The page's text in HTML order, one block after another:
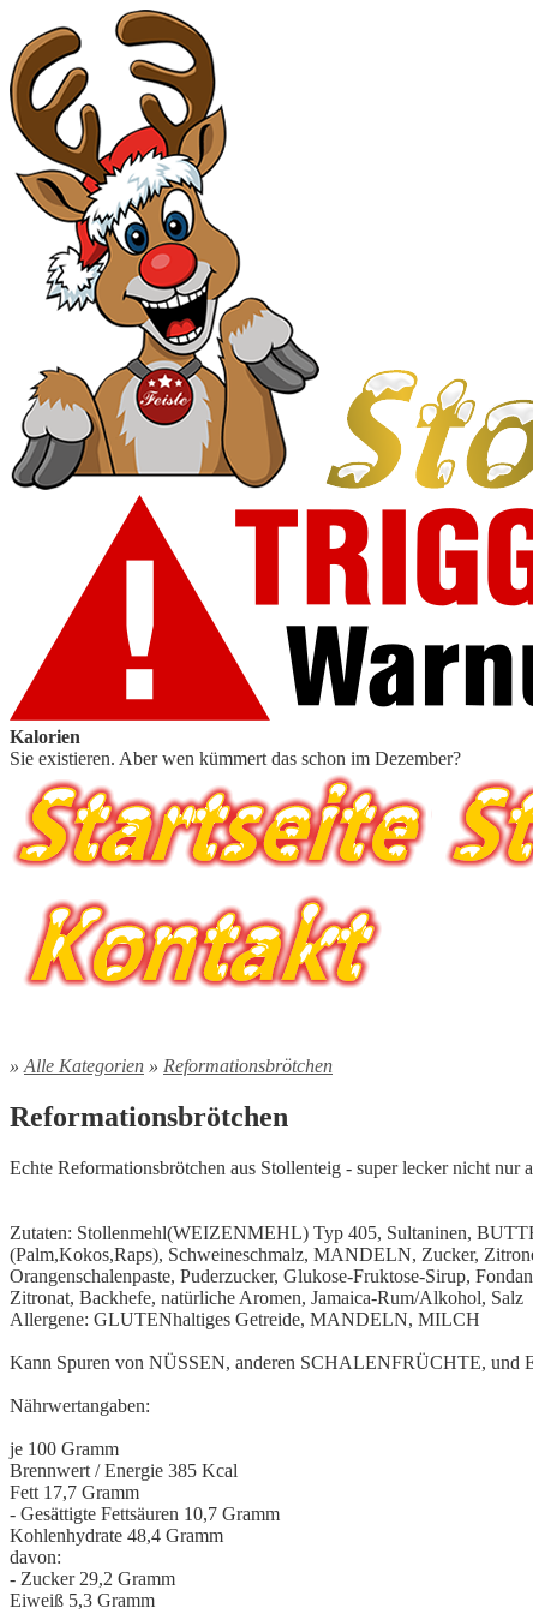
Kalorien
Sie existieren. Aber wen kümmert das schon im Dezember?
» Alle Kategorien » Reformationsbrötchen
Reformationsbrötchen
Echte Reformationsbrötchen aus Stollenteig - super lecker nicht nur
Zutaten: Stollenmehl(WEIZENMEHL) Typ 405, Sultaninen,
(Palm,Kokos,Raps), Schweineschmalz, MANDELN, Zucker,
Orangenschalenpaste, Puderzucker, Glukose-Fruktose-Sirup,
Zitronat, Backhefe, natürliche Aromen, Jamaica-Rum/Alkohol, Salz
Allergene: GLUTENhaltiges Getreide, MANDELN, MILCH
Kann Spuren von NÜSSEN, anderen SCHALENFRÜCHTE, und
Nährwertangaben:
je 100 Gramm
Brennwert / Energie 385 Kcal
Fett 17,7 Gramm
- Gesättigte Fettsäuren 10,7 Gramm
Kohlenhydrate 48,4 Gramm
davon:
- Zucker 29,2 Gramm
Eiweiß 5,3 Gramm